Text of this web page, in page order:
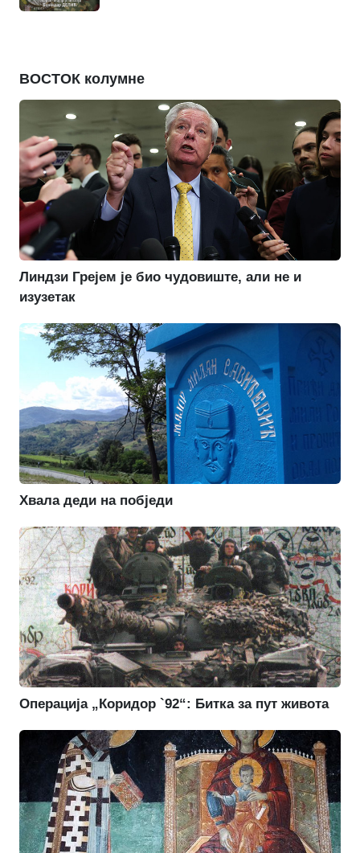
ВОСТОК колумне
Линдзи Грејем је био чудовиште, али не и
изузетак
Хвала деди на побједи
Операција „Коридор `92“: Битка за пут живота